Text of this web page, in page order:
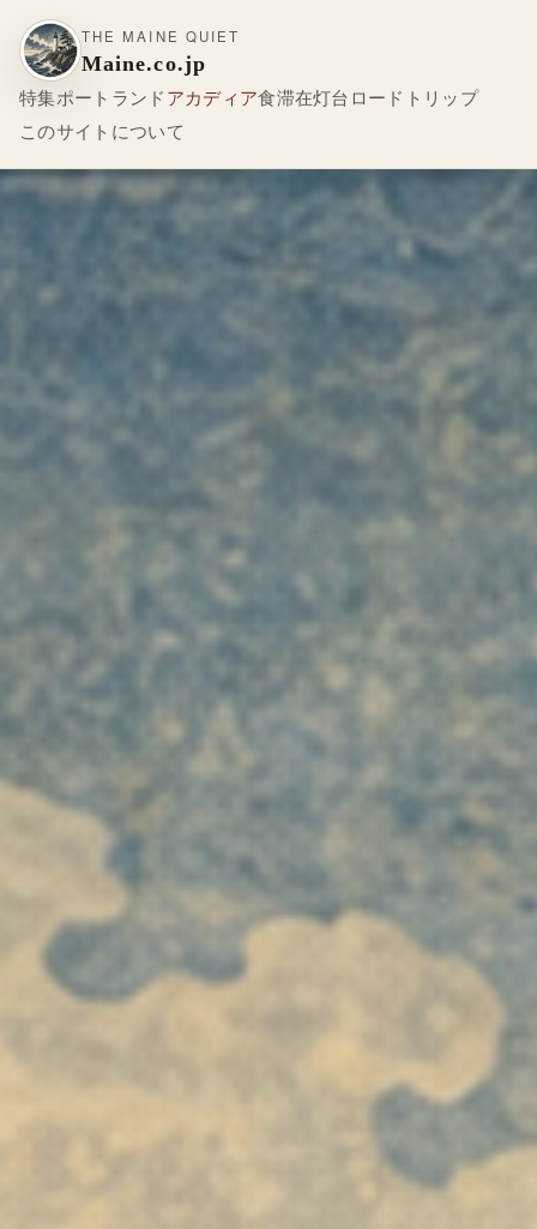
THE MAINE QUIET
Maine.co.jp
特集ポートランド アカディア食滞在灯台 ロードトリップ
このサイトについて